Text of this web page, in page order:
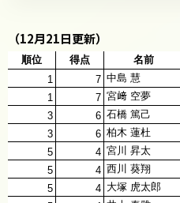
（12月21日更新）